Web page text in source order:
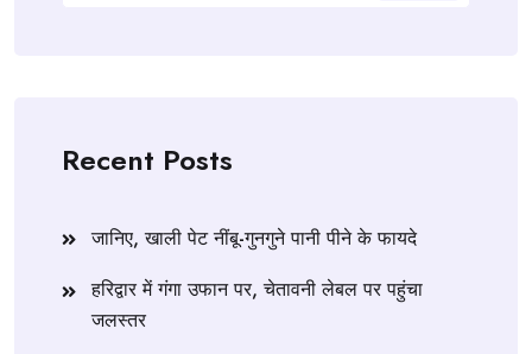
Recent Posts
जानिए, खाली पेट नींबू-गुनगुने पानी पीने के फायदे
हरिद्वार में गंगा उफान पर, चेतावनी लेबल पर पहुंचा
जलस्तर